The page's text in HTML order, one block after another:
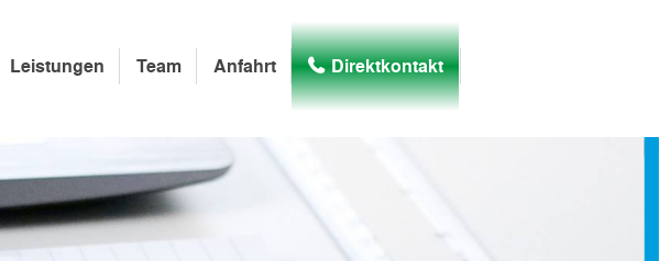
Leistungen Team Anfahrt Direktkontakt